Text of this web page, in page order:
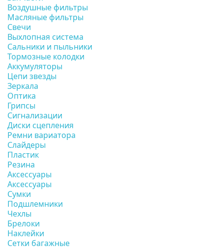
Воздушные фильтры
Масляные фильтры
Свечи
Выхлопная система
Сальники и пыльники
Тормозные колодки
Аккумуляторы
Цепи звезды
Зеркала
Оптика
Грипсы
Сигнализации
Диски сцепления
Ремни вариатора
Слайдеры
Пластик
Резина
Аксессуары
Аксессуары
Сумки
Подшлемники
Чехлы
Брелоки
Наклейки
Сетки багажные